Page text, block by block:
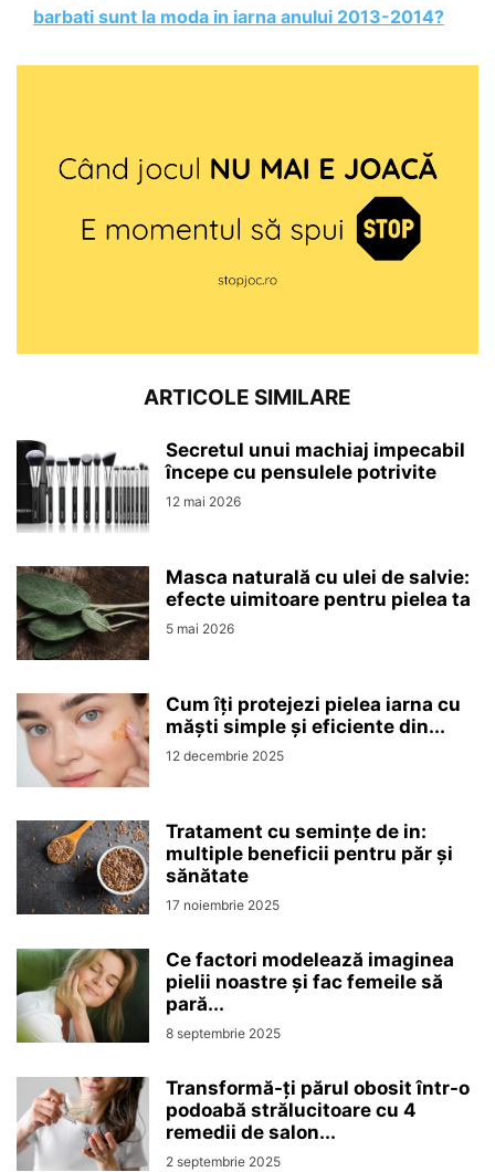
barbati sunt la moda in iarna anului 2013-2014?
ARTICOLE SIMILARE
Secretul unui machiaj impecabil
începe cu pensulele potrivite
12 mai 2026
Masca naturală cu ulei de salvie:
efecte uimitoare pentru pielea ta
5 mai 2026
Cum îți protejezi pielea iarna cu
măști simple și eficiente din...
12 decembrie 2025
Tratament cu semințe de in:
multiple beneficii pentru păr și
sănătate
17 noiembrie 2025
Ce factori modelează imaginea
pielii noastre și fac femeile să
pară...
8 septembrie 2025
Transformă-ți părul obosit într-o
podoabă strălucitoare cu 4
remedii de salon...
2 septembrie 2025